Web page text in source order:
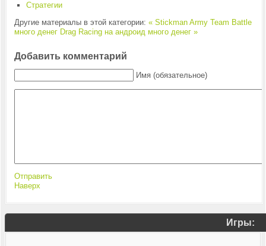
Стратегии
Другие материалы в этой категории: « Stickman Army Team Battle
много денег Drag Racing на андроид много денег »
Добавить комментарий
Имя (обязательное)
Отправить
Наверх
Игры: